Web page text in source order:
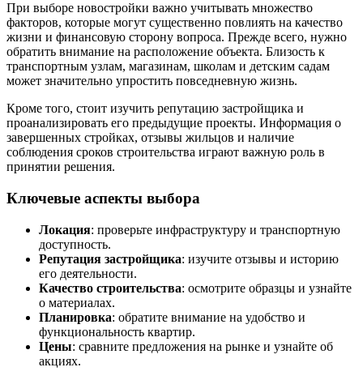
При выборе новостройки важно учитывать множество
факторов, которые могут существенно повлиять на качество
жизни и финансовую сторону вопроса. Прежде всего, нужно
обратить внимание на расположение объекта. Близость к
транспортным узлам, магазинам, школам и детским садам
может значительно упростить повседневную жизнь.
Кроме того, стоит изучить репутацию застройщика и
проанализировать его предыдущие проекты. Информация о
завершенных стройках, отзывы жильцов и наличие
соблюдения сроков строительства играют важную роль в
принятии решения.
Ключевые аспекты выбора
Локация: проверьте инфраструктуру и транспортную
доступность.
Репутация застройщика: изучите отзывы и историю
его деятельности.
Качество строительства: осмотрите образцы и узнайте
о материалах.
Планировка: обратите внимание на удобство и
функциональность квартир.
Цены: сравните предложения на рынке и узнайте об
акциях.